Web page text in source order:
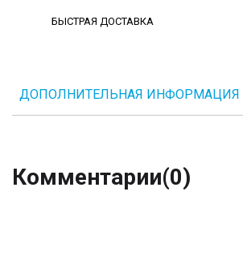
БЫСТРАЯ ДОСТАВКА
ДОПОЛНИТЕЛЬНАЯ ИНФОРМАЦИЯ
Комментарии(0)